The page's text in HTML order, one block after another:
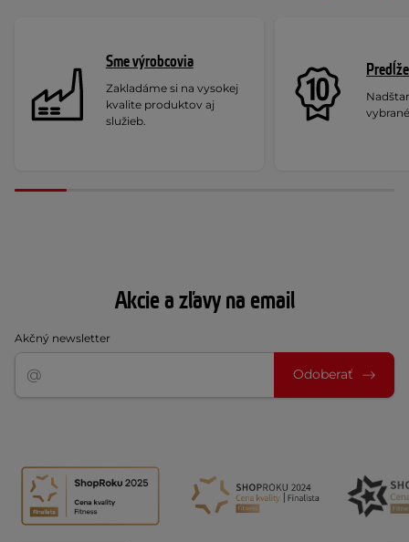
Sme výrobcovia
Zakladáme si na vysokej
kvalite produktov aj
služieb.
Akcie a zľavy na email
Akčný newsletter
Odoberať